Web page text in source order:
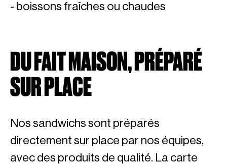
- boissons fraîches ou chaudes
DU FAIT MAISON, PRÉPARÉ
SUR PLACE
Nos sandwichs sont préparés
directement sur place par nos équipes,
avec des produits de qualité. La carte